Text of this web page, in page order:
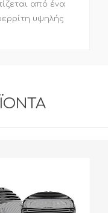
από ένα
υψηλής